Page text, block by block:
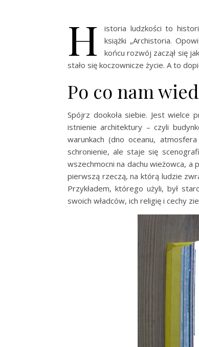
H
istoria ludzkości to
książki „Archistoria.
końcu rozwój zaczął się
stało się koczownicze życie. A to
Po co nam
Spójrz dookoła siebie. Jest wielce
istnienie architektury – czyli
warunkach (dno oceanu,
schronienie, ale staje się
wszechmocni na dachu wieżowca,
pierwszą rzeczą, na którą ludzie
Przykładem, którego użyli, był
swoich władców, ich religię i cechy